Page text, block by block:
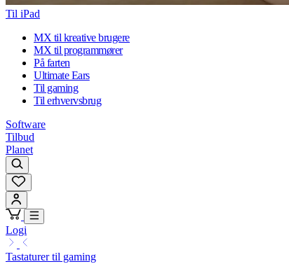
Til iPad
MX til kreative brugere
MX til programmører
På farten
Ultimate Ears
Til gaming
Til erhvervsbrug
Software
Tilbud
Planet
Logi
Tastaturer til gaming